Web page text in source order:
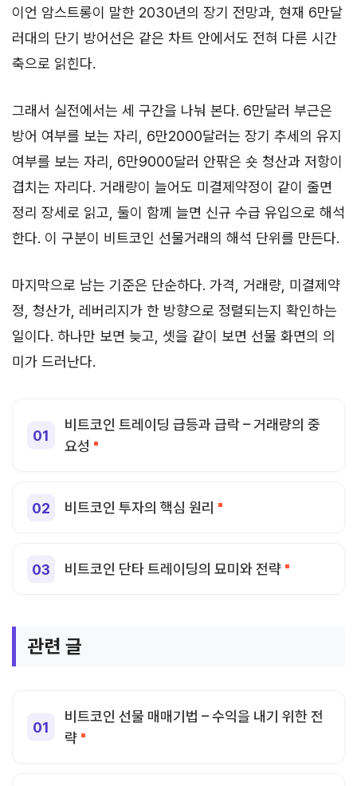
이언 암스트롱이 말한 2030년의 장기 전망과, 현재 6만달
러대의 단기 방어선은 같은 차트 안에서도 전혀 다른 시간
축으로 읽힌다.
그래서 실전에서는 세 구간을 나눠 본다. 6만달러 부근은
방어 여부를 보는 자리, 6만2000달러는 장기 추세의 유지
여부를 보는 자리, 6만9000달러 안팎은 숏 청산과 저항이
겹치는 자리다. 거래량이 늘어도 미결제약정이 같이 줄면
정리 장세로 읽고, 둘이 함께 늘면 신규 수급 유입으로 해석
한다. 이 구분이 비트코인 선물거래의 해석 단위를 만든다.
마지막으로 남는 기준은 단순하다. 가격, 거래량, 미결제약
정, 청산가, 레버리지가 한 방향으로 정렬되는지 확인하는
일이다. 하나만 보면 늦고, 셋을 같이 보면 선물 화면의 의
미가 드러난다.
비트코인 트레이딩 급등과 급락 – 거래량의 중
요성
비트코인 투자의 핵심 원리
비트코인 단타 트레이딩의 묘미와 전략
관련 글
비트코인 선물 매매기법 – 수익을 내기 위한 전
략